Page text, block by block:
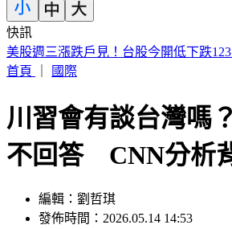
快訊
賴清德殺到台中！「8年總帳一次掀翻
燕
川習會有談台灣嗎
不回答 CNN分析
編輯：劉哲琪